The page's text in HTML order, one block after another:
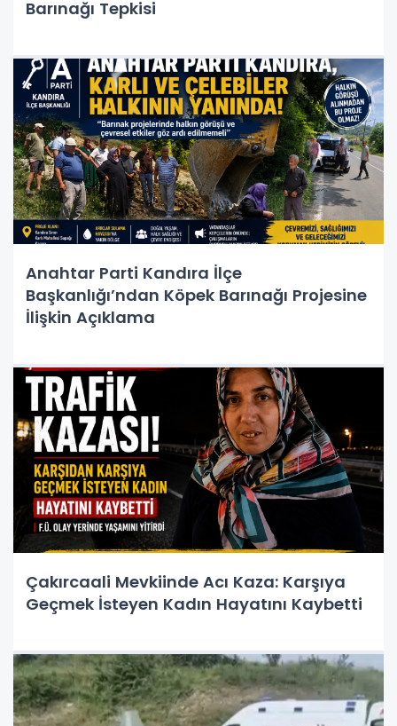
Barınağı Tepkisi
Anahtar Parti Kandıra İlçe
Başkanlığı’ndan Köpek Barınağı Projesine
İlişkin Açıklama
Çakırcaali Mevkiinde Acı Kaza: Karşıya
Geçmek İsteyen Kadın Hayatını Kaybetti